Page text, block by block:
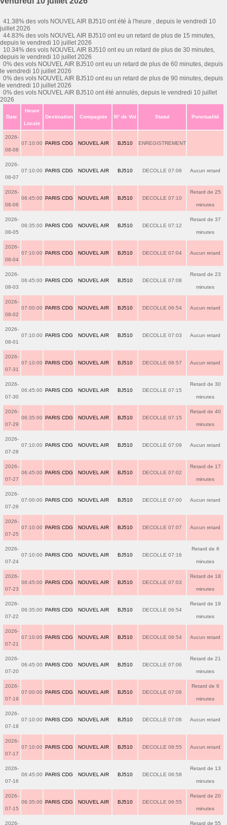
41.38% des vols NOUVEL AIR BJ510 ont été à l'heure , depuis le vendredi 10
juillet 2026
44.83% des vols NOUVEL AIR BJ510 ont eu un retard de plus de 15 minutes,
depuis le vendredi 10 juillet 2026
10.34% des vols NOUVEL AIR BJ510 ont eu un retard de plus de 30 minutes,
depuis le vendredi 10 juillet 2026
0% des vols NOUVEL AIR BJ510 ont eu un retard de plus de 60 minutes, depuis
le vendredi 10 juillet 2026
0% des vols NOUVEL AIR BJ510 ont eu un retard de plus de 90 minutes, depuis
le vendredi 10 juillet 2026
0% des vols NOUVEL AIR BJ510 ont été annulés, depuis le vendredi 10 juillet
2026
Date
Heure
Locale
Destination Compagnie N° de Vol Statut Ponctualité
2026-
08-08
07:10:00 PARIS CDG NOUVEL AIR BJ510 ENREGISTREMENT
2026-
08-07
07:10:00 PARIS CDG NOUVEL AIR BJ510 DECOLLE 07:06 Aucun retard
2026-
08-06
06:45:00 PARIS CDG NOUVEL AIR BJ510 DECOLLE 07:10
Retard de 25
minutes
2026-
08-05
06:35:00 PARIS CDG NOUVEL AIR BJ510 DECOLLE 07:12
Retard de 37
minutes
2026-
08-04
07:10:00 PARIS CDG NOUVEL AIR BJ510 DECOLLE 07:04 Aucun retard
2026-
08-03
06:45:00 PARIS CDG NOUVEL AIR BJ510 DECOLLE 07:08
Retard de 23
minutes
2026-
08-02
07:00:00 PARIS CDG NOUVEL AIR BJ510 DECOLLE 06:54 Aucun retard
2026-
08-01
07:10:00 PARIS CDG NOUVEL AIR BJ510 DECOLLE 07:03 Aucun retard
2026-
07-31
07:10:00 PARIS CDG NOUVEL AIR BJ510 DECOLLE 06:57 Aucun retard
2026-
07-30
06:45:00 PARIS CDG NOUVEL AIR BJ510 DECOLLE 07:15
Retard de 30
minutes
2026-
07-29
06:35:00 PARIS CDG NOUVEL AIR BJ510 DECOLLE 07:15
Retard de 40
minutes
2026-
07-28
07:10:00 PARIS CDG NOUVEL AIR BJ510 DECOLLE 07:09 Aucun retard
2026-
07-27
06:45:00 PARIS CDG NOUVEL AIR BJ510 DECOLLE 07:02
Retard de 17
minutes
2026-
07-26
07:00:00 PARIS CDG NOUVEL AIR BJ510 DECOLLE 07:00 Aucun retard
2026-
07-25
07:10:00 PARIS CDG NOUVEL AIR BJ510 DECOLLE 07:07 Aucun retard
2026-
07-24
07:10:00 PARIS CDG NOUVEL AIR BJ510 DECOLLE 07:16
Retard de 6
minutes
2026-
07-23
06:45:00 PARIS CDG NOUVEL AIR BJ510 DECOLLE 07:03
Retard de 18
minutes
2026-
07-22
06:35:00 PARIS CDG NOUVEL AIR BJ510 DECOLLE 06:54
Retard de 19
minutes
2026-
07-21
07:10:00 PARIS CDG NOUVEL AIR BJ510 DECOLLE 06:54 Aucun retard
2026-
07-20
06:45:00 PARIS CDG NOUVEL AIR BJ510 DECOLLE 07:06
Retard de 21
minutes
2026-
07-19
07:00:00 PARIS CDG NOUVEL AIR BJ510 DECOLLE 07:06
Retard de 6
minutes
2026-
07-18
07:10:00 PARIS CDG NOUVEL AIR BJ510 DECOLLE 07:06 Aucun retard
2026-
07-17
07:10:00 PARIS CDG NOUVEL AIR BJ510 DECOLLE 06:55 Aucun retard
2026-
07-16
06:45:00 PARIS CDG NOUVEL AIR BJ510 DECOLLE 06:58
Retard de 13
minutes
2026-
07-15
06:35:00 PARIS CDG NOUVEL AIR BJ510 DECOLLE 06:55
Retard de 20
minutes
2026- Retard de 55